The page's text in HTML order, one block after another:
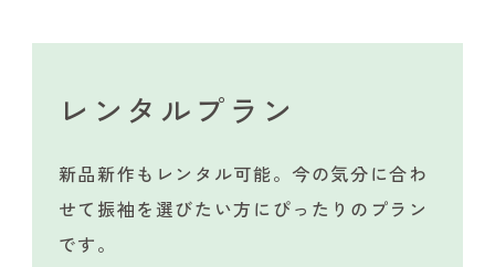
レンタルプラン
新品新作もレンタル可能。今の気分に合わ
せて振袖を選びたい方にぴったりのプラン
です。